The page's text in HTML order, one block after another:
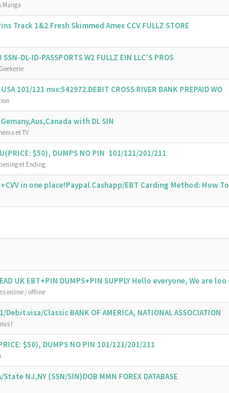
Manga
Track 1&2 Fresh Skimmed Amex CCV FULLZ STORE
DL-ID-PASSPORTS W2 FULLZ EIN LLC'S PROS
101/121 mix:542972.DEBIT CROSS RIVER BANK PREPAID WO
with DL SIN
et TV
$50), DUMPS NO PIN 101/121/201/211
et Ending
in one place!Paypal.Cashapp/EBT Carding Method: How To
UK EBT+PIN DUMPS+PIN SUPPLY Hello everyone, We are loo
online / offline
Debit.visa/Classic BANK OF AMERICA, NATIONAL ASSOCIATION
!
$50), DUMPS NO PIN 101/121/201/211
State NJ,NY (SSN/SIN)DOB MMN FOREX DATABASE